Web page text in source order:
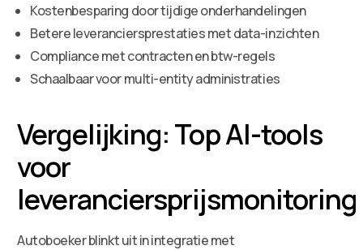
Kostenbesparing door tijdige onderhandelingen
Betere leveranciersprestaties met data-inzichten
Compliance met contracten en btw-regels
Schaalbaar voor multi-entity administraties
Vergelijking: Top AI-tools
voor
leveranciersprijsmonitoring
Autoboeker blinkt uit in integratie met